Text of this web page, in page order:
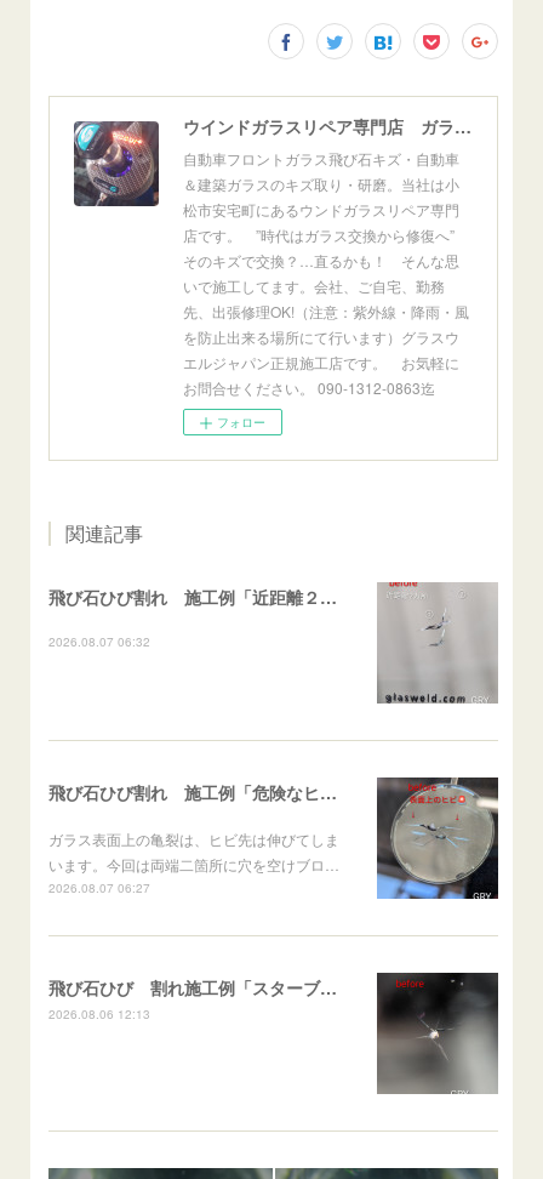
ウインドガラスリペア専門店 ガラスリペア・ヨシダ グラスウェルドジャパン 正規施工店 小松市
自動車フロントガラス飛び石キズ・自動車
＆建築ガラスのキズ取り・研磨。当社は小
松市安宅町にあるウンドガラスリペア専門
店です。 ”時代はガラス交換から修復へ”
そのキズで交換？…直るかも！ そんな思
いで施工してます。会社、ご自宅、勤務
先、出張修理OK!（注意：紫外線・降雨・風
を防止出来る場所にて行います）グラスウ
エルジャパン正規施工店です。 お気軽に
お問合せください。 090-1312-0863迄
フォロー
関連記事
飛び石ひび割れ 施工例「近距離２箇所・パーシャル系+ストレート系」CX-8
2026.08.07 06:32
飛び石ひび割れ 施工例「危険なヒビ🚨⚠️表面上亀裂」ジムニー
ガラス表面上の亀裂は、ヒビ先は伸びてしま
います。今回は両端二箇所に穴を空けブロ…
2026.08.07 06:27
飛び石ひび 割れ施工例「スターブレイク系」 フリード
2026.08.06 12:13